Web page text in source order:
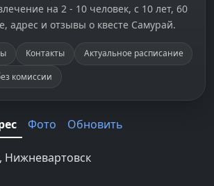
на 2 - 10 человек, с 10 лет, 60
адрес и отзывы о квесте Самурай.
Контакты
Актуальное расписание
комиссии
Фото Обновить
Нижневартовск